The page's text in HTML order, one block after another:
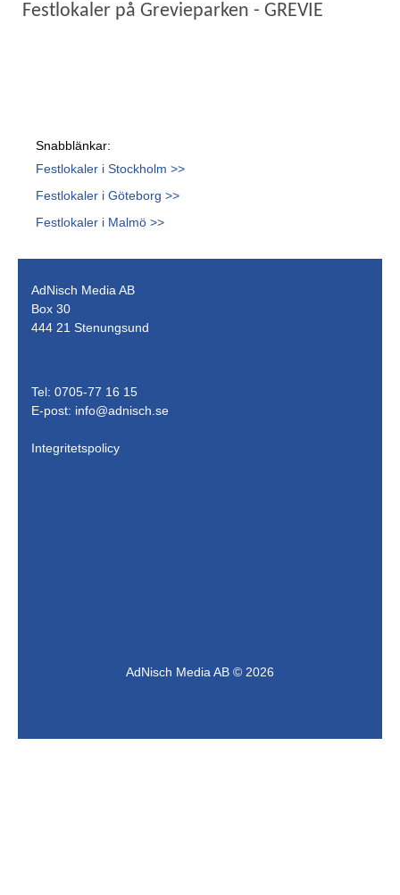
Festlokaler på Grevieparken - GREVIE
Snabblänkar:
Festlokaler i Stockholm >>
Festlokaler i Göteborg >>
Festlokaler i Malmö >>
AdNisch Media AB
Box 30
444 21 Stenungsund
Tel: 0705-77 16 15
E-post: info@adnisch.se
Integritetspolicy
AdNisch Media AB © 2026